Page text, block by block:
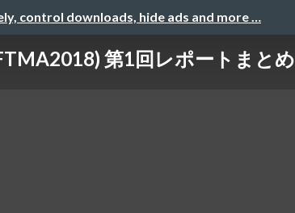
control downloads, hide ads and more …
第1回レポートまとめ